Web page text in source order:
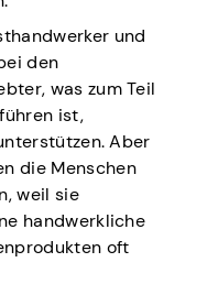
und
den
was zum Teil
ist,
Aber
die Menschen
weil sie
handwerkliche
oft